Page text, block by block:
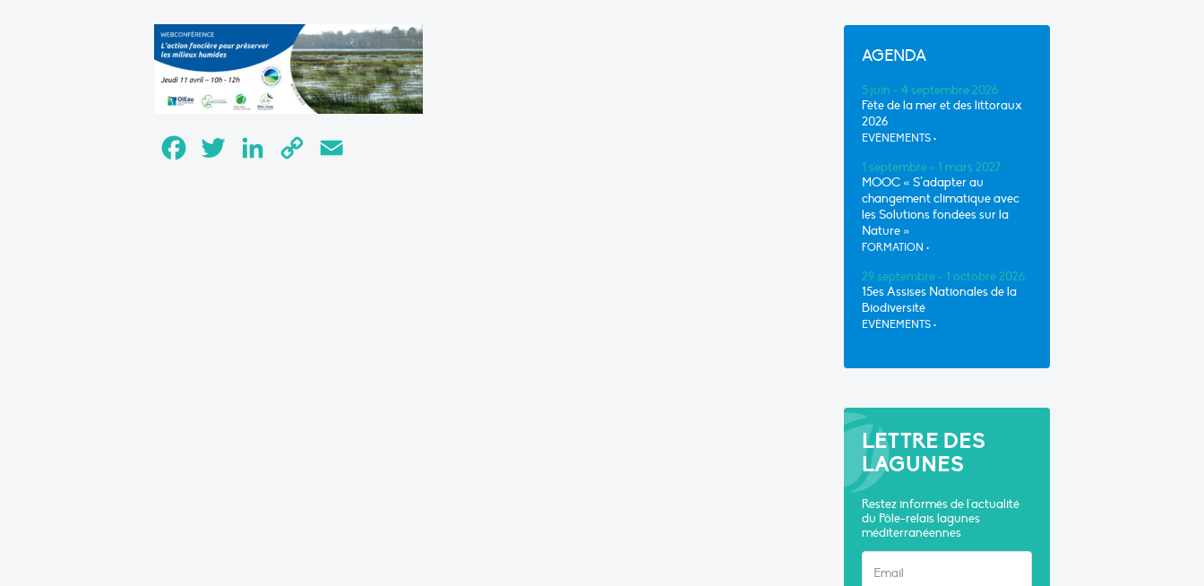
FacebookTwitter LinkedInCopy
AGENDA
5 juin - 4 septembre 2026
Fête de la mer et des littoraux
2026
EVÈNEMENTS •
1 septembre - 1 mars 2027
MOOC « S’adapter au
changement climatique avec
les Solutions fondées sur la
Nature »
FORMATION •
29 septembre - 1 octobre 2026
15es Assises Nationales de la
Biodiversité
EVÈNEMENTS •
LETTRE DES
LAGUNES
Restez informés de l'actualité
du Pôle-relais lagunes
méditerranéennes